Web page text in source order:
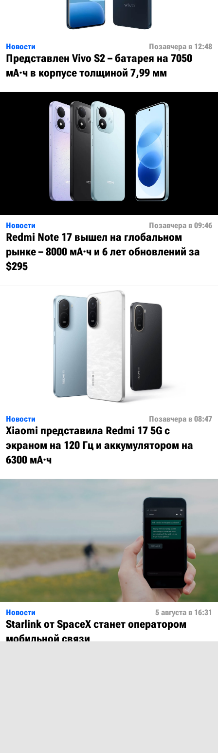
Новости Позавчера в 12:48
Представлен Vivo S2 – батарея на 7050
мА·ч в корпусе толщиной 7,99 мм
Новости Позавчера в 09:46
Redmi Note 17 вышел на глобальном
рынке – 8000 мА·ч и 6 лет обновлений за
$295
Новости Позавчера в 08:47
Xiaomi представила Redmi 17 5G с
экраном на 120 Гц и аккумулятором на
6300 мА·ч
Новости 5 августа в 16:31
Starlink от SpaceX станет оператором
мобильной связи